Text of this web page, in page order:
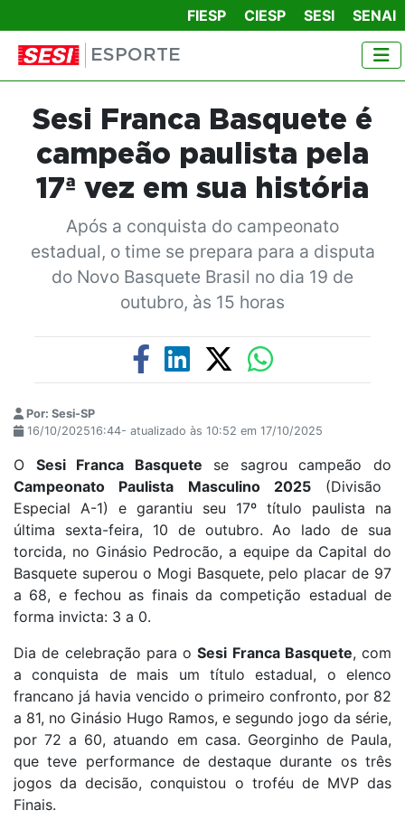
FIESP CIESP SESI SENAI
ESPORTE
Sesi Franca Basquete é
campeão paulista pela
17ª vez em sua história
Após a conquista do campeonato
estadual, o time se prepara para a disputa
do Novo Basquete Brasil no dia 19 de
outubro, às 15 horas
Por: Sesi-SP
16/10/202516:44- atualizado às 10:52 em 17/10/2025
O Sesi Franca Basquete se sagrou campeão do
Campeonato Paulista Masculino 2025 (Divisão
Especial A-1) e garantiu seu 17º título paulista na
última sexta-feira, 10 de outubro. Ao lado de sua
torcida, no Ginásio Pedrocão, a equipe da Capital do
Basquete superou o Mogi Basquete, pelo placar de 97
a 68, e fechou as finais da competição estadual de
forma invicta: 3 a 0.
Dia de celebração para oSesi Franca Basquete, com
a conquista de mais um título estadual, o elenco
francano já havia vencido o primeiro confronto, por 82
a 81, no Ginásio Hugo Ramos, e segundo jogo da série,
por 72 a 60, atuando em casa. Georginho de Paula,
que teve performance de destaque durante os três
jogos da decisão, conquistou o troféu de MVP das
Finais.